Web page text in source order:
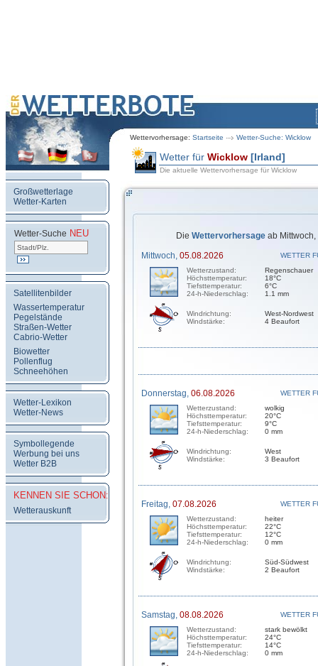
Wettervorhersage: Startseite Wetter-Suche: Wicklow
Großwetterlage
Wetter-Karten
Wetter-Suche NEU
Satellitenbilder
Wassertemperatur
Pegelstände
Straßen-Wetter
Cabrio-Wetter
Biowetter
Pollenflug
Schneehöhen
Wetter-Lexikon
Wetter-News
Symbollegende
Werbung bei uns
Wetter B2B
KENNEN SIE SCHON:
Wetterauskunft
Wetter für Wicklow [Irland]
Die aktuelle Wettervorhersage für Wicklow
Die Wettervorhersage ab
Mittwoch, 05.08.2026
WETTER
Wetterzustand:
Höchsttemperatur:
Tiefsttemperatur:
24-h-Niederschlag:
Regenschauer
18°C
6°C
1.1 mm
Windrichtung:
Windstärke:
West-Nordwest
4 Beaufort
Donnerstag, 06.08.2026
WETTER
Wetterzustand:
Höchsttemperatur:
Tiefsttemperatur:
24-h-Niederschlag:
wolkig
20°C
9°C
0 mm
Windrichtung:
Windstärke:
West
3 Beaufort
Freitag, 07.08.2026
WETTER
Wetterzustand:
Höchsttemperatur:
Tiefsttemperatur:
24-h-Niederschlag:
heiter
22°C
12°C
0 mm
Windrichtung:
Windstärke:
Süd-Südwest
2 Beaufort
Samstag, 08.08.2026
WETTER
Wetterzustand:
Höchsttemperatur:
Tiefsttemperatur:
24-h-Niederschlag:
stark bewölkt
24°C
14°C
0 mm